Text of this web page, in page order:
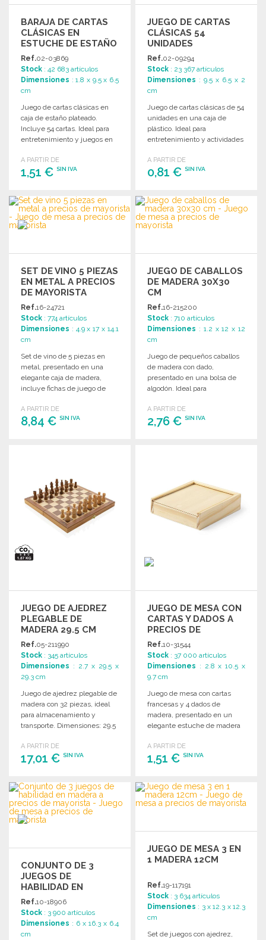
BARAJA DE CARTAS
CLÁSICAS EN
ESTUCHE DE ESTAÑO
Ref.02-03869
Stock : 42 683 artículos
Dimensiones : 1.8 x 9.5 x 6.5
cm
Juego de cartas clásicas en
caja de estaño plateado.
Incluye 54 cartas. Ideal para
entretenimiento y juegos en
A PARTIR DE
1,51 € SIN IVA
PEDIR
Solicitar un presupuesto
JUEGO DE CARTAS
CLÁSICAS 54
UNIDADES
Ref.02-09294
Stock : 23 367 artículos
Dimensiones : 9.5 x 6.5 x 2
cm
Juego de cartas clásicas de 54
unidades en una caja de
plástico. Ideal para
entretenimiento y actividades
A PARTIR DE
0,81 €SIN IVA
PEDIR
Solicitar un presupuesto
SET DE VINO 5 PIEZAS
EN METAL A PRECIOS
DE MAYORISTA
Ref.16-24721
Stock : 774 artículos
Dimensiones : 4.9 x 17 x 14.1
cm
Set de vino de 5 piezas en
metal, presentado en una
elegante caja de madera,
incluye fichas de juego de
A PARTIR DE
8,84 € SIN IVA
JUEGO DE CABALLOS
DE MADERA 30X30
CM
Ref.16-215200
Stock : 710 artículos
Dimensiones : 1.2 x 12 x 12
cm
Juego de pequeños caballos
de madera con dado,
presentado en una bolsa de
algodón. Ideal para
A PARTIR DE
2,76 €SIN IVA
JUEGO DE AJEDREZ
PLEGABLE DE
MADERA 29.5 CM
Ref.05-211990
Stock : 345 artículos
Dimensiones : 2.7 x 29.5 x
29.3 cm
Juego de ajedrez plegable de
madera con 32 piezas, ideal
para almacenamiento y
transporte. Dimensiones: 29.5
A PARTIR DE
17,01 € SIN IVA
PEDIR
Solicitar un presupuesto
JUEGO DE MESA CON
CARTAS Y DADOS A
PRECIOS DE
MAYORISTA
Ref.10-31544
Stock : 37 000 artículos
Dimensiones : 2.8 x 10.5 x
9.7 cm
Juego de mesa con cartas
francesas y 4 dados de
madera, presentado en un
elegante estuche de madera
A PARTIR DE
1,51 €SIN IVA
PEDIR
Solicitar un presupuesto
CONJUNTO DE 3
JUEGOS DE
HABILIDAD EN
MADERA
Ref.10-18906
Stock : 3 900 artículos
Dimensiones : 6 x 16.3 x 6.4
cm
JUEGO DE MESA 3 EN
1 MADERA 12CM
Ref.19-117191
Stock : 3 634 artículos
Dimensiones : 3 x 12.3 x 12.3
cm
Set de juegos con ajedrez,